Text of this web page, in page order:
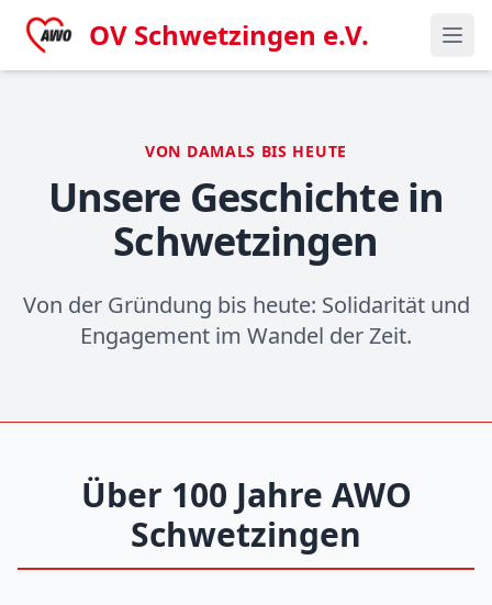
OV Schwetzingen e.V.
VON DAMALS BIS HEUTE
Unsere Geschichte in
Schwetzingen
Von der Gründung bis heute: Solidarität und
Engagement im Wandel der Zeit.
Über 100 Jahre AWO
Schwetzingen